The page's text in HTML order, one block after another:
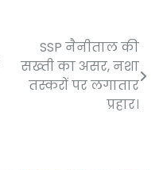
SSP नैनीताल की
सख्ती का असर, नशा
तस्करों पर लगातार
प्रहार।